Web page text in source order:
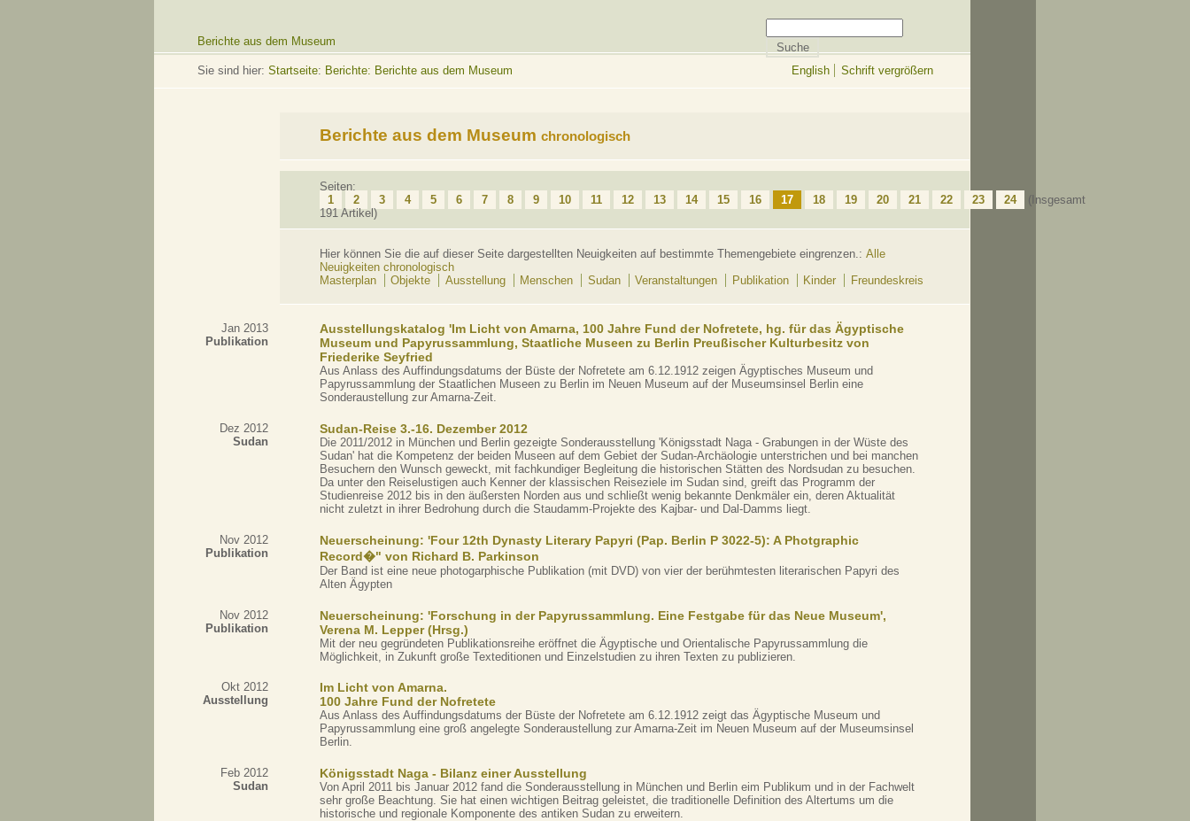
Berichte aus dem Museum
Sie sind hier: Startseite: Berichte: Berichte aus dem Museum English Schrift vergrößern
Berichte aus dem Museum chronologisch
Seiten:
1
2 3 4 5 6 7 8 9 10 11 12 13 14 15 16 17 18 19 20 21 22 23 24
(Insgesamt
191 Artikel)
Hier können Sie die auf dieser Seite dargestellten Neuigkeiten auf bestimmte Themengebiete eingrenzen.: Alle
Neuigkeiten chronologisch
Masterplan
Objekte Ausstellung Menschen Sudan Veranstaltungen Publikation Kinder Freundeskreis
Jan 2013
Publikation
Ausstellungskatalog 'Im Licht von Amarna, 100 Jahre Fund der Nofretete, hg. für das Ägyptische
Museum und Papyrussammlung, Staatliche Museen zu Berlin Preußischer Kulturbesitz von
Friederike Seyfried
Aus Anlass des Auffindungsdatums der Büste der Nofretete am 6.12.1912 zeigen Ägyptisches Museum und
Papyrus­sammlung der Staatlichen Museen zu Berlin im Neuen Museum auf der Museumsinsel Berlin eine
Sonderaustellung zur Amarna-Zeit.
Dez 2012
Sudan
Sudan-Reise 3.-16. Dezember 2012
Die 2011/2012 in München und Berlin gezeigte Sonderausstellung 'Königsstadt Naga - Grabungen in der Wüste des
Sudan' hat die Kompetenz der beiden Museen auf dem Gebiet der Sudan-Archäologie unterstrichen und bei manchen
Besuchern den Wunsch geweckt, mit fachkundiger Begleitung die historischen Stätten des Nordsudan zu besuchen.
Da unter den Reiselustigen auch Kenner der klassischen Reiseziele im Sudan sind, greift das Programm der
Studienreise 2012 bis in den äußersten Norden aus und schließt wenig bekannte Denkmäler ein, deren Aktualität
nicht zuletzt in ihrer Bedrohung durch die Staudamm-Projekte des Kajbar- und Dal-Damms liegt.
Nov 2012
Publikation
Neuerscheinung: 'Four 12th Dynasty Literary Papyri (Pap. Berlin P 3022-5): A Photgraphic
Record�" von Richard B. Parkinson
Der Band ist eine neue photogarphische Publikation (mit DVD) von vier der berühmtesten literarischen Papyri des
Alten Ägypten
Nov 2012
Publikation
Neuerscheinung: 'Forschung in der Papyrussammlung. Eine Festgabe für das Neue Museum',
Verena M. Lepper (Hrsg.)
Mit der neu gegründeten Publikationsreihe eröffnet die Ägyptische und Orientalische Papyrussammlung die
Möglichkeit, in Zukunft große Texteditionen und Einzelstudien zu ihren Texten zu publizieren.
Okt 2012
Ausstellung
Im Licht von Amarna.
100 Jahre Fund der Nofretete
Aus Anlass des Auffindungsdatums der Büste der Nofretete am 6.12.1912 zeigt das Ägyptische Museum und
Papyrussammlung eine groß angelegte Sonderaustellung zur Amarna-Zeit im Neuen Museum auf der Museumsinsel
Berlin.
Feb 2012
Sudan
Königsstadt Naga - Bilanz einer Ausstellung
Von April 2011 bis Januar 2012 fand die Sonderausstellung in München und Berlin eim Publikum und in der Fachwelt
sehr große Beachtung. Sie hat einen wichtigen Beitrag geleistet, die traditionelle Definition des Altertums um die
historische und regionale Komponente des antiken Sudan zu erweitern.